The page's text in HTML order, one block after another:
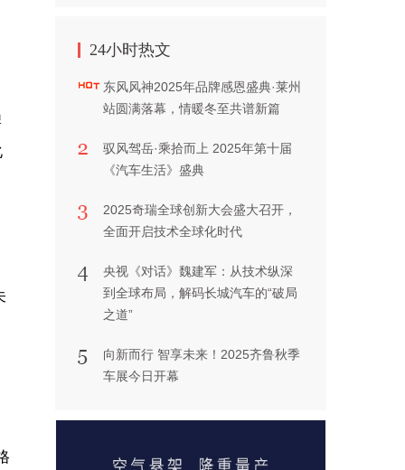
24小时热文
东风风神2025年品牌感恩盛典·莱州
站圆满落幕，情暖冬至共谱新篇
驭风驾岳·乘拾而上 2025年第十届
《汽车生活》盛典
2025奇瑞全球创新大会盛大召开，
全面开启技术全球化时代
央视《对话》魏建军：从技术纵深
到全球布局，解码长城汽车的“破局
之道”
向新而行 智享未来！2025齐鲁秋季
车展今日开幕